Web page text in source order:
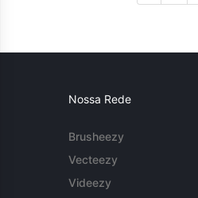
Nossa Rede
Brusheezy
Vecteezy
Videezy